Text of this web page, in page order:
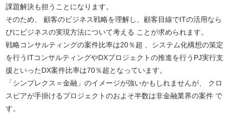
課題解決も担うことになります。
そのため、 顧客のビジネス戦略を理解し、顧客目線でITの活用なら
びにビジネスの実現方法について考える ことが求められます。
戦略コンサルティングの案件比率は20％超 、システム化構想の策定
を行うITコンサルティングやDXプロジェクトの推進を行うPJ実行支
援といったDX案件比率は70％超となっています。
「シンプレクス＝金融」のイメージが強いかもしれませんが、 クロ
スピアが手掛けるプロジェクトのおよそ半数は非金融業界の案件 で
す。